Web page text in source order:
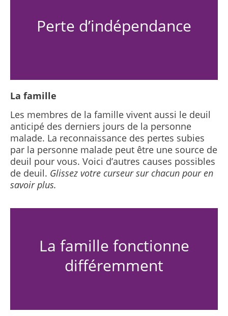
Perte d’indépendance
La famille
Les membres de la famille vivent aussi le deuil
anticipé des derniers jours de la personne
malade. La reconnaissance des pertes subies
par la personne malade peut être une source de
deuil pour vous. Voici d’autres causes possibles
de deuil. Glissez votre curseur sur chacun pour en
savoir plus.
La famille fonctionne
différemment